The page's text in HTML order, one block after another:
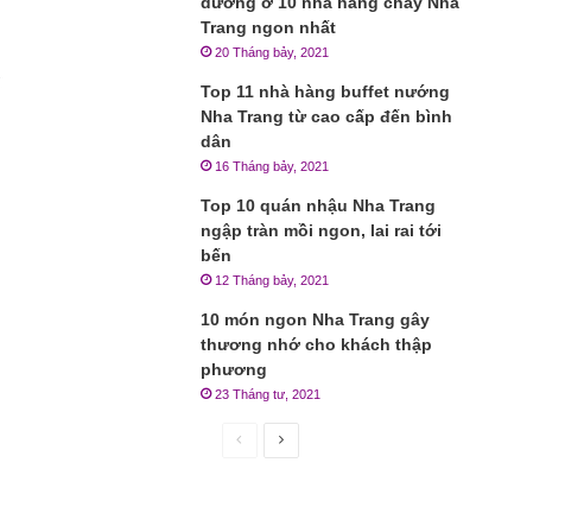
Trang ngon nhất
20 Tháng bảy, 2021
Top 11 nhà hàng buffet nướng
Nha Trang từ cao cấp đến bình
dân
16 Tháng bảy, 2021
Top 10 quán nhậu Nha Trang
ngập tràn mồi ngon, lai rai tới
bến
12 Tháng bảy, 2021
10 món ngon Nha Trang gây
thương nhớ cho khách thập
phương
23 Tháng tư, 2021
Trang